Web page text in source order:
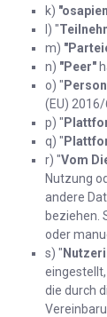
k)
l) "
m)
n) "Peer"
o) "
(EU)
p) "
q) "
r) "Vom
Nutzung
andere
beziehen.
oder
s) "
die durch